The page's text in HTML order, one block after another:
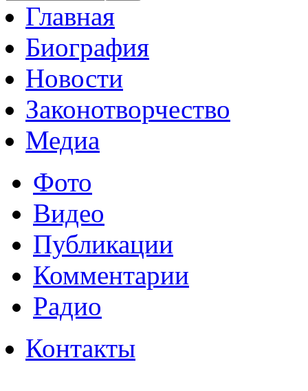
Главная
Биография
Новости
Законотворчество
Медиа
Фото
Видео
Публикации
Комментарии
Радио
Контакты